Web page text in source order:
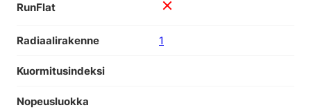
RunFlat
Radiaalirakenne 1
Kuormitusindeksi
Nopeusluokka